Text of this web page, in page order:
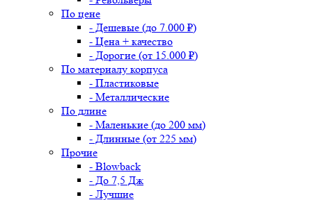
По цене
- Дешевые (до 7.000 ₽)
- Цена + качество
- Дорогие (от 15.000 ₽)
По материалу корпуса
- Пластиковые
- Металлические
По длине
- Маленькие (до 200 мм)
- Длинные (от 225 мм)
Прочие
- Blowback
- До 7,5 Дж
- Лучшие